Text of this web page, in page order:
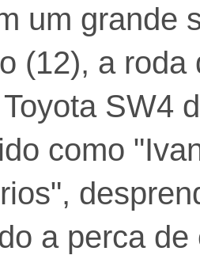
um grande
(12), a roda
SW4
como
a perca de